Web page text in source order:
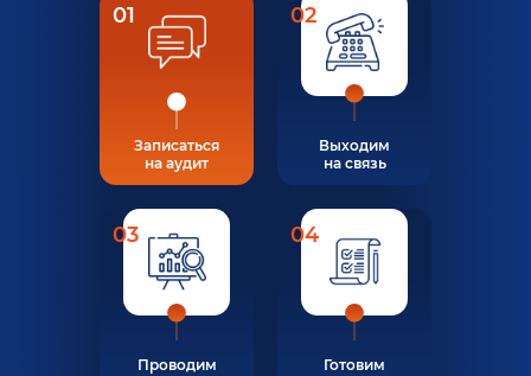
01
Записаться
на аудит
02
Выходим
на связь
03
Проводим
04
Готовим